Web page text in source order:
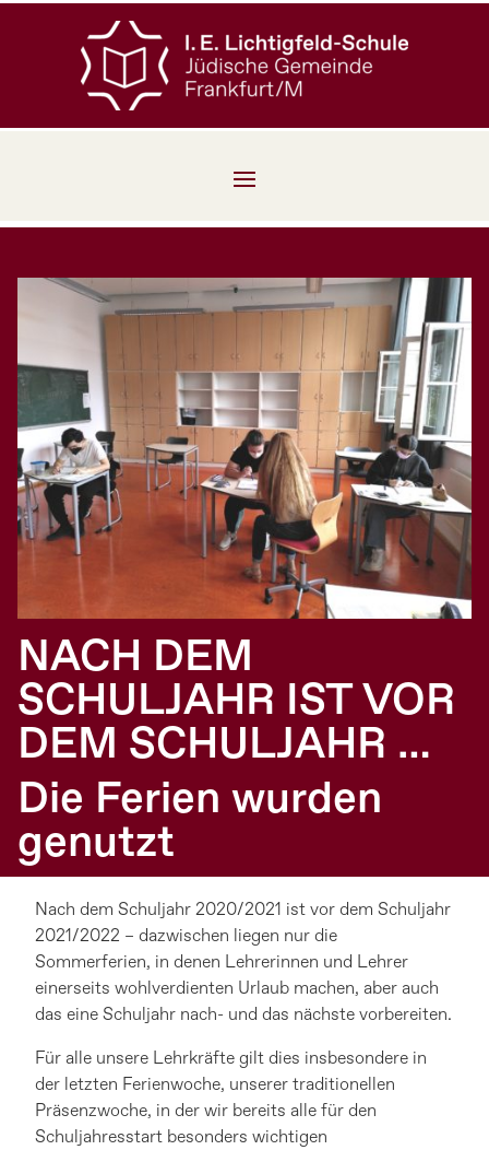
NACH DEM
SCHULJAHR IST VOR
DEM SCHULJAHR …
Die Ferien wurden
genutzt
Nach dem Schuljahr 2020/2021 ist vor dem Schuljahr
2021/2022 – dazwischen liegen nur die
Sommerferien, in denen Lehrerinnen und Lehrer
einerseits wohlverdienten Urlaub machen, aber auch
das eine Schuljahr nach- und das nächste vorbereiten.
Für alle unsere Lehrkräfte gilt dies insbesondere in
der letzten Ferienwoche, unserer traditionellen
Präsenzwoche, in der wir bereits alle für den
Schuljahresstart besonders wichtigen